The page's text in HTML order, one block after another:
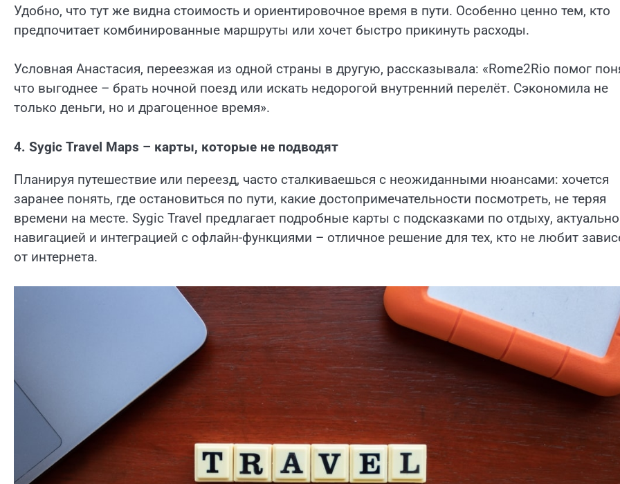
Удобно, что тут же видна стоимость и ориентировочное время в пути. Особенно ценно тем, кто
предпочитает комбинированные маршруты или хочет быстро прикинуть расходы.
Условная Анастасия, переезжая из одной страны в другую, рассказывала: «Rome2Rio помог
что выгоднее – брать ночной поезд или искать недорогой внутренний перелёт. Сэкономила не
только деньги, но и драгоценное время».
4. Sygic Travel Maps – карты, которые не подводят
Планируя путешествие или переезд, часто сталкиваешься с неожиданными нюансами: хочется
заранее понять, где остановиться по пути, какие достопримечательности посмотреть, не теряя
времени на месте. Sygic Travel предлагает подробные карты с подсказками по отдыху,
навигацией и интеграцией с офлайн-функциями – отличное решение для тех, кто не любит
от интернета.